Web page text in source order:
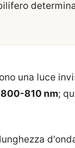
una luce
800-810 nm;